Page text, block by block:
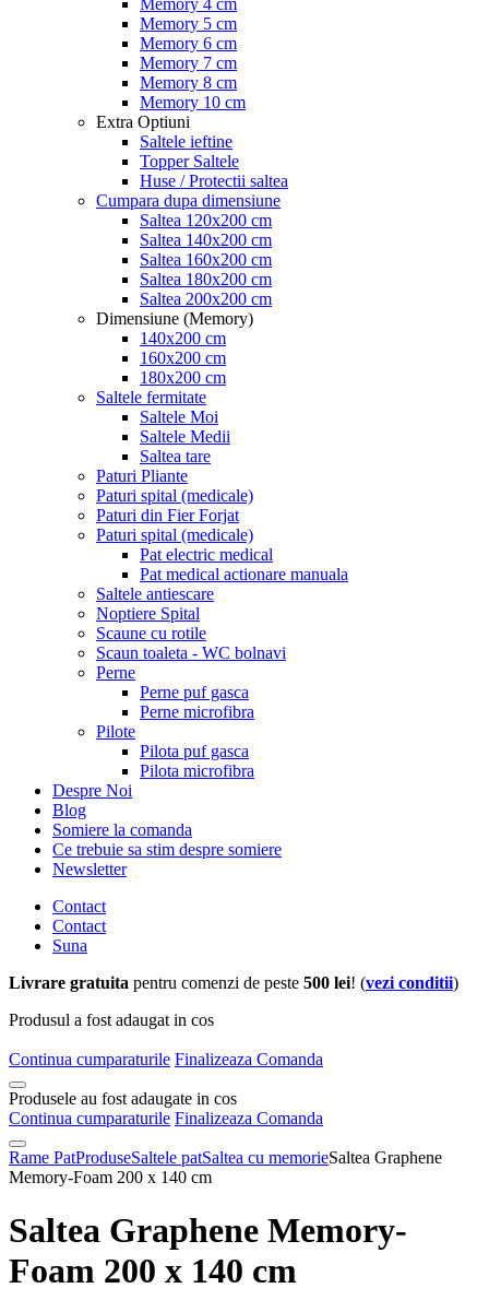
Memory 5 cm
Memory 6 cm
Memory 7 cm
Memory 8 cm
Memory 10 cm
Extra Optiuni
Saltele ieftine
Topper Saltele
Huse / Protectii saltea
Cumpara dupa dimensiune
Saltea 120x200 cm
Saltea 140x200 cm
Saltea 160x200 cm
Saltea 180x200 cm
Saltea 200x200 cm
Dimensiune (Memory)
140x200 cm
160x200 cm
180x200 cm
Saltele fermitate
Saltele Moi
Saltele Medii
Saltea tare
Paturi Pliante
Paturi spital (medicale)
Paturi din Fier Forjat
Paturi spital (medicale)
Pat electric medical
Pat medical actionare manuala
Saltele antiescare
Noptiere Spital
Scaune cu rotile
Scaun toaleta - WC bolnavi
Perne
Perne puf gasca
Perne microfibra
Pilote
Pilota puf gasca
Pilota microfibra
Despre Noi
Blog
Somiere la comanda
Ce trebuie sa stim despre somiere
Newsletter
Contact
Contact
Suna
Livrare gratuita pentru comenzi de peste 500 lei! (vezi conditii)
Produsul a fost adaugat in cos
Continua cumparaturile Finalizeaza Comanda
Produsele au fost adaugate in cos
Continua cumparaturile Finalizeaza Comanda
Rame PatProduseSaltele patSaltea cu memorieSaltea Graphene
Memory-Foam 200 x 140 cm
Saltea Graphene Memory-
Foam 200 x 140 cm